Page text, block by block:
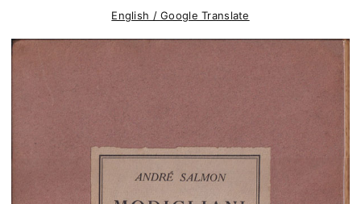
English / Google Translate